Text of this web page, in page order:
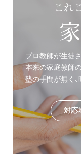
これ
プロ教師が生徒
本来の家庭教師
塾の手間が無く
対応